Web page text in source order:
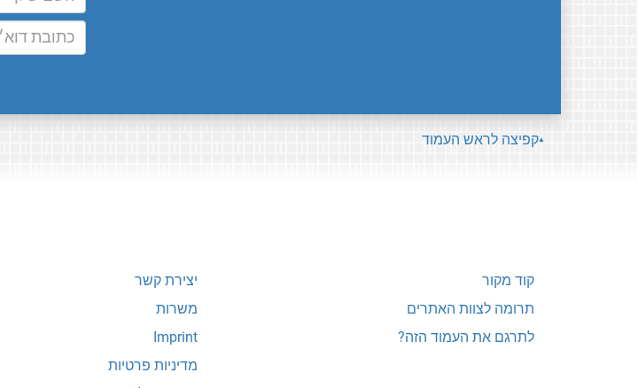
קפיצה לראש העמוד
יצירת קשר
משרות
Imprint
מדיניות פרטיות
קוד מקור
תרומה לצוות האתרים
לתרגם את העמוד הזה?